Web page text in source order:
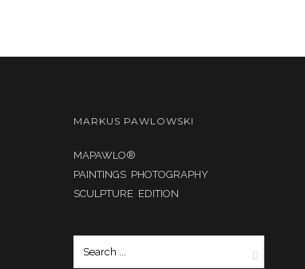
MARKUS PAWLOWSKI
MAPAWLO®
PAINTINGS PHOTOGRAPHY
SCULPTURE EDITION